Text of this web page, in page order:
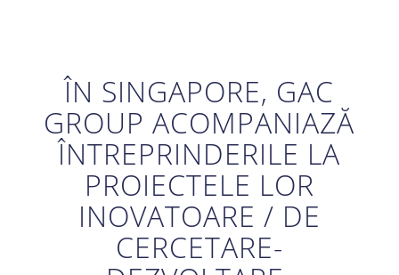
ÎN SINGAPORE, GAC
GROUP ACOMPANIAZĂ
ÎNTREPRINDERILE LA
PROIECTELE LOR
INOVATOARE / DE
CERCETARE-